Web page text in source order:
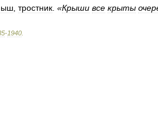
тростник «Крыши все крыты
-1940